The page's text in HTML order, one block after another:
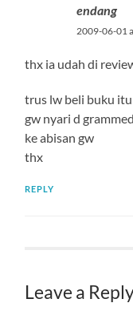
endang
2009-06-01
thx ia udah di
trus lw beli buku itu
gw nyari d
ke abisan gw
thx
REPLY
Leave a